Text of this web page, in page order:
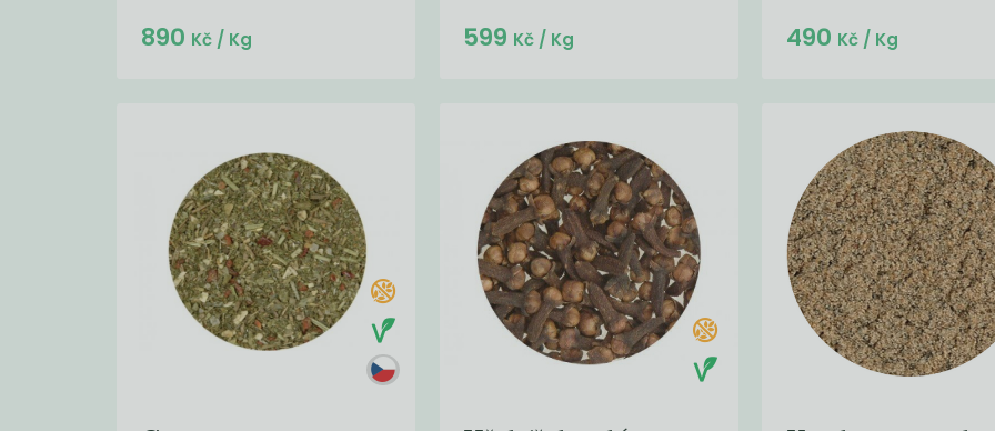
Do košíku:
890 Kč/ Kg 599 Kč / Kg Do košíku:
490 Kč/ Kg